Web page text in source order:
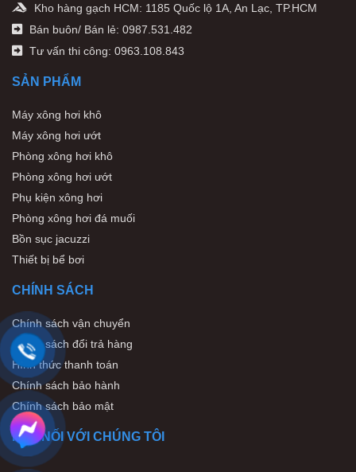
Kho hàng gạch HCM: 1185 Quốc lộ 1A, An Lạc, TP.HCM
Bán buôn/ Bán lẻ: 0987.531.482
Tư vấn thi công: 0963.108.843
SẢN PHẨM
Máy xông hơi khô
Máy xông hơi ướt
Phòng xông hơi khô
Phòng xông hơi ướt
Phụ kiện xông hơi
Phòng xông hơi đá muối
Bồn sục jacuzzi
Thiết bị bể bơi
CHÍNH SÁCH
Chính sách vận chuyển
Chính sách đổi trả hàng
Hình thức thanh toán
Chính sách bảo hành
Chính sách bảo mật
KẾT NỐI VỚI CHÚNG TÔI